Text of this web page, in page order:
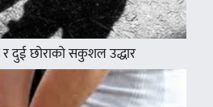
दुई छोराको सकुशल उद्धार